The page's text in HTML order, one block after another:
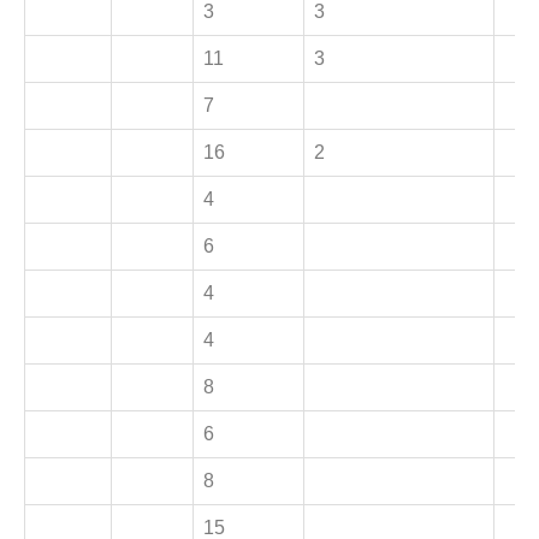
3 3
11 3
7
16 2
4
6
4
4
8
6
8
15